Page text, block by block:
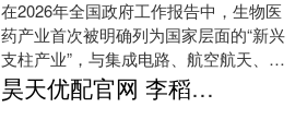
在2026年全国政府工作报告中，生物医
药产业首次被明确列为国家层面的“新兴
支柱产业”，与集成电路、航空航天、低
空经济等战略产业并列。 上海在生物医
药产业跑在全国....
昊天优配官网 李稻葵：发展新质生产力，市场参与者存在三个重大机遇